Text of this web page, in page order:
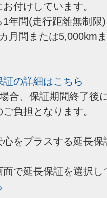
付けしています。
年間(走行距離無制限
月間または5,000km
の詳細はこちら
合、保証期間終了後
負担となります。
をプラスする延長
で延長保証を選択し